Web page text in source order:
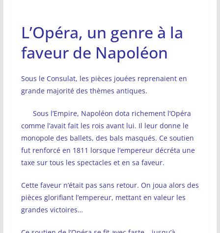
L’Opéra, un genre à la
faveur de Napoléon
Sous le Consulat, les pièces jouées reprenaient en
grande majorité des thèmes antiques.
Sous l’Empire, Napoléon dota richement l’Opéra
comme l’avait fait les rois avant lui. Il leur donne le
monopole des ballets, des bals masqués. Ce soutien
fut renforcé en 1811 lorsque l’empereur décréta une
taxe sur tous les spectacles et en sa faveur.
Cette faveur n’était pas sans retour. On joua alors des
pièces glorifiant l’empereur, mettant en valeur les
grandes victoires…